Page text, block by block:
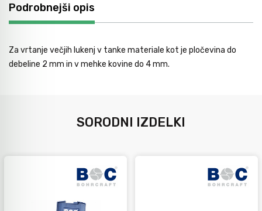
Podrobnejši opis
Za vrtanje večjih lukenj v tanke materiale kot je pločevina do
debeline 2 mm in v mehke kovine do 4 mm.
SORODNI IZDELKI
Inštalatersko orodje
Krivilci cevi
Tesarsko orodje